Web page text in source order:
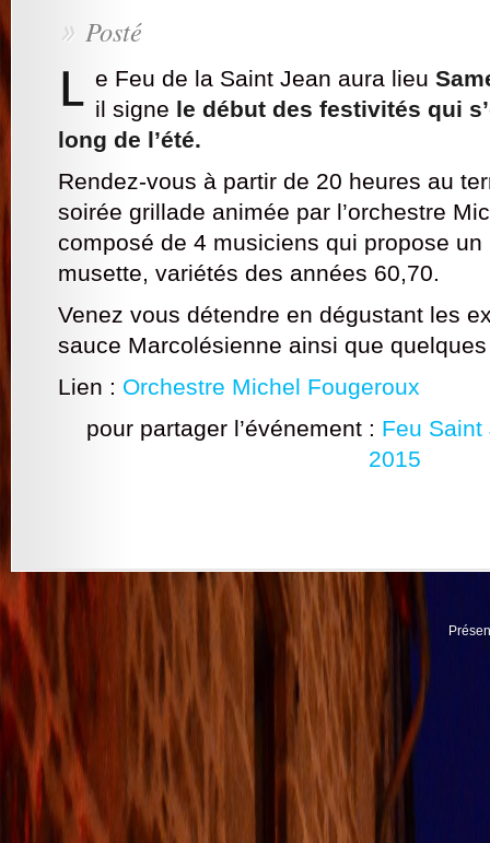
» Posté
e Feu de la Saint Jean aura lieu
il signe le début des festivités qui
long de l’été.
Rendez-vous à partir de 20 heures au
soirée grillade animée par l’orchestre
composé de 4 musiciens qui propose
musette, variétés des années 60,70.
Venez vous détendre en dégustant les
sauce Marcolésienne ainsi que
Lien : Orchestre Michel Fougeroux
pour partager l’événement : Feu Saint
2015